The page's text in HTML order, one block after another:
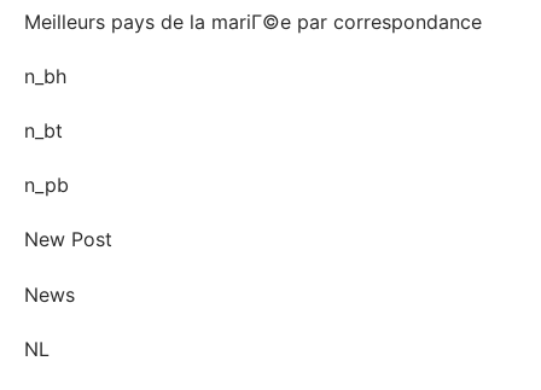
Meilleurs pays de la mariГ©e par correspondance
n_bh
n_bt
n_pb
New Post
News
NL